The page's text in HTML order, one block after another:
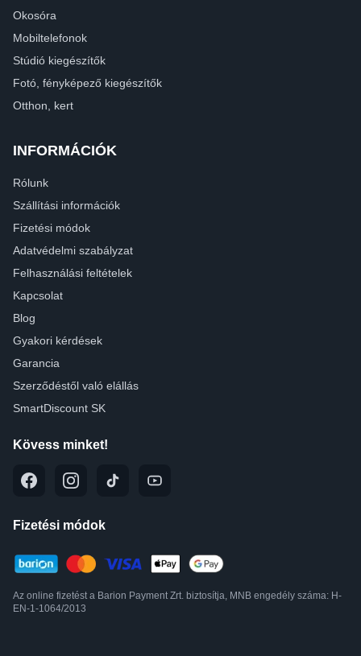
Okosóra
Mobiltelefonok
Stúdió kiegészítők
Fotó, fényképező kiegészítők
Otthon, kert
INFORMÁCIÓK
Rólunk
Szállítási információk
Fizetési módok
Adatvédelmi szabályzat
Felhasználási feltételek
Kapcsolat
Blog
Gyakori kérdések
Garancia
Szerződéstől való elállás
SmartDiscount SK
Kövess minket!
Fizetési módok
Az online fizetést a Barion Payment Zrt. biztosítja, MNB engedély száma: H-
EN-1-1064/2013